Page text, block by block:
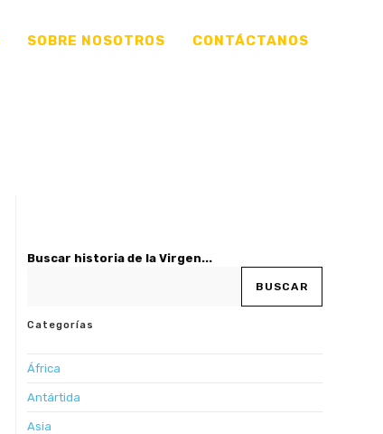
SOBRE NOSOTROS CONTÁCTANOS
Buscar historia de la Virgen...
BUSCAR
Categorías
África
Antártida
Asia